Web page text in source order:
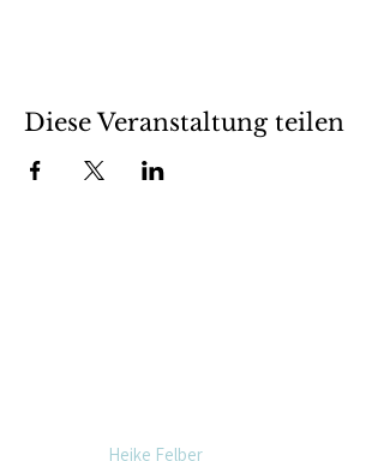
Diese Veranstaltung teilen
Heike Felber